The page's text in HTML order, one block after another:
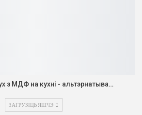
з МДФ на кухні - альтэрнатыва…
ЗАГРУЗІЦЬ ЯШЧЭ